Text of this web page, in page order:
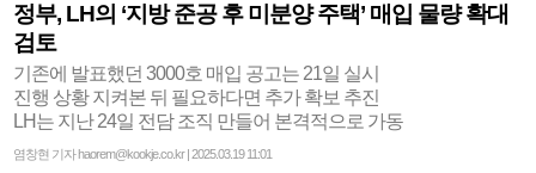
정부, LH의 ‘지방 준공 후 미분양 주택’ 매입 물량 확대
검토
기존에 발표했던 3000호 매입 공고는 21일 실시
진행 상황 지켜본 뒤 필요하다면 추가 확보 추진
LH는 지난 24일 전담 조직 만들어 본격적으로 가동
염창현 기자 haorem@kookje.co.kr | 2025.03.19 11:01